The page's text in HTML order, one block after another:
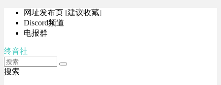
网址发布页 [建议收藏]
Discord频道
电报群
终音社
搜索